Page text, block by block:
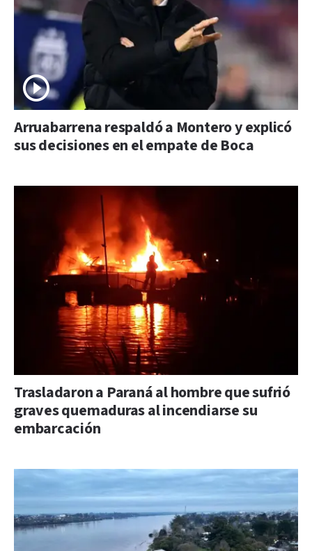
Arruabarrena respaldó a Montero y explicó
sus decisiones en el empate de Boca
Trasladaron a Paraná al hombre que sufrió
graves quemaduras al incendiarse su
embarcación